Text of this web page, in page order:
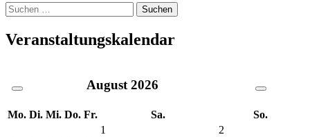
Suche
nach:
Veranstaltungskalendar
August 2026
Mo. Di. Mi. Do. Fr. Sa.
So.
1
2